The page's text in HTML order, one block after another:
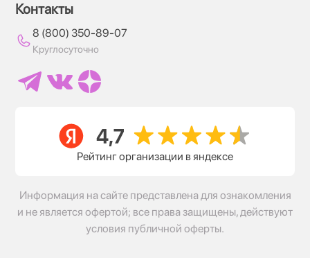
Контакты
8 (800) 350-89-07
Круглосуточно
Рейтинг организации в яндексе
Информация на сайте представлена для ознакомления
и не является офертой; все права защищены, действуют
условия публичной оферты.